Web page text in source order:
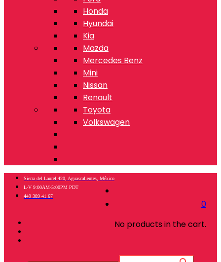
Honda
Hyundai
Kia
Mazda
Mercedes Benz
Mini
Nissan
Renault
Toyota
Volkswagen
0
No products in the cart.
Sierra del Laurel 420, Aguascalientes, México
L-V 9:00AM-5:00PM PDT
449 389 41 67